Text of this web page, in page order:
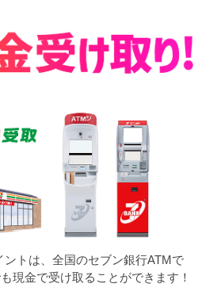
ントは、全国のセブン銀行ATMで
も現金で受け取ることができます！